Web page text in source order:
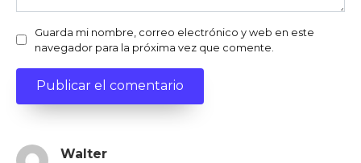
Guarda mi nombre, correo electrónico y web en este
navegador para la próxima vez que comente.
Walter